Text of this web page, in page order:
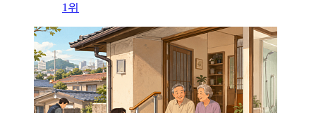
1위